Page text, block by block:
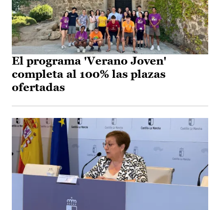
El programa 'Verano Joven'
completa al 100% las plazas
ofertadas